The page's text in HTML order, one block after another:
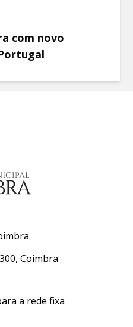
com novo
Coimbra
a rede fixa